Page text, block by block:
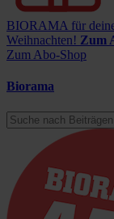
BIORAMA für
Weihnachten! Zum
Zum Abo-Shop
Biorama